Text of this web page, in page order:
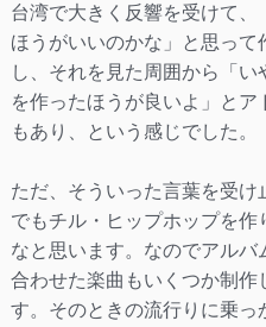
台湾で大きく反響を受けて
ほうがいいのかな」と思って
し、それを見た周囲から「
を作ったほうが良いよ」と
もあり、という感じでした。
ただ、そういった言葉を受け
でもチル・ヒップホップを
なと思います。なのでアル
合わせた楽曲もいくつか制作
す。そのときの流行りに乗っ